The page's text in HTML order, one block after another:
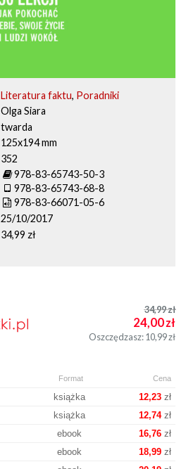
Literatura faktu, Poradniki
Olga Siara
twarda
125x194 mm
352
978-83-65743-50-3
978-83-65743-68-8
978-83-66071-05-6
25/10/2017
34,99 zł
34,99zł
24,00zł
Oszczędzasz: 10,99zł
Format Cena
książka 12,23zł
książka 12,74zł
ebook 16,76zł
ebook 18,99zł